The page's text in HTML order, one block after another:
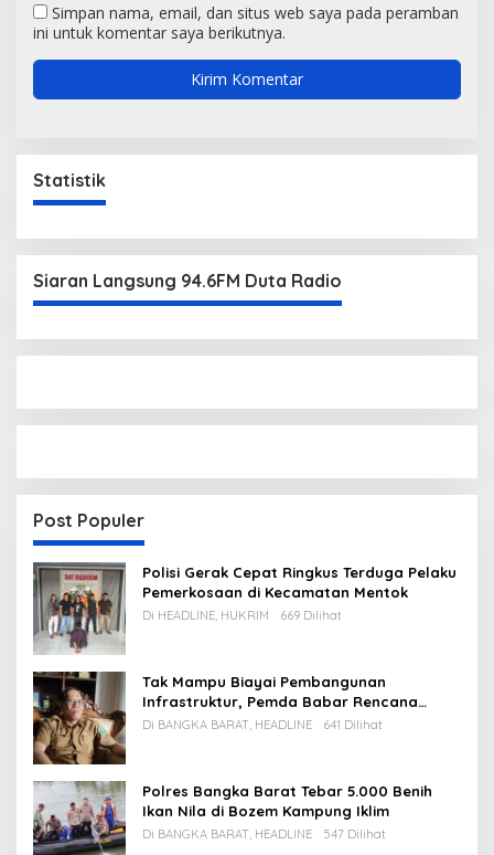
Simpan nama, email, dan situs web saya pada peramban
ini untuk komentar saya berikutnya.
Statistik
Siaran Langsung 94.6FM Duta Radio
Post Populer
Polisi Gerak Cepat Ringkus Terduga Pelaku
Pemerkosaan di Kecamatan Mentok
Di HEADLINE, HUKRIM 669 Dilihat
Tak Mampu Biayai Pembangunan
Infrastruktur, Pemda Babar Rencana
Utang Rp65 M
Di BANGKA BARAT, HEADLINE 641 Dilihat
Polres Bangka Barat Tebar 5.000 Benih
Ikan Nila di Bozem Kampung Iklim
Di BANGKA BARAT, HEADLINE 547 Dilihat